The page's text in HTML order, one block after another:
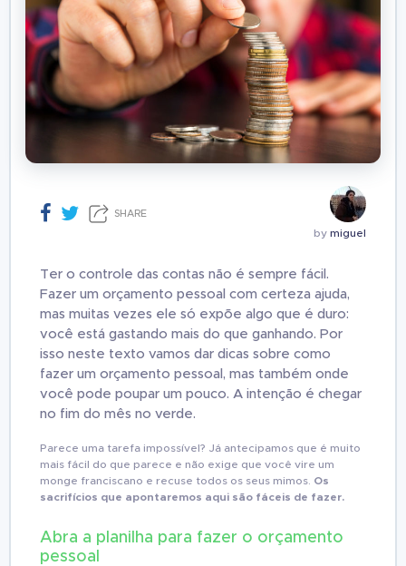
SHARE
by miguel
Ter o controle das contas não é sempre fácil.
Fazer um orçamento pessoal com certeza ajuda,
mas muitas vezes ele só expõe algo que é duro:
você está gastando mais do que ganhando. Por
isso neste texto vamos dar dicas sobre como
fazer um orçamento pessoal, mas também onde
você pode poupar um pouco. A intenção é chegar
no fim do mês no verde.
Parece uma tarefa impossível? Já antecipamos que é muito
mais fácil do que parece e não exige que você vire um
monge franciscano e recuse todos os seus mimos. Os
sacrifícios que apontaremos aqui são fáceis de fazer.
Abra a planilha para fazer o orçamento
pessoal